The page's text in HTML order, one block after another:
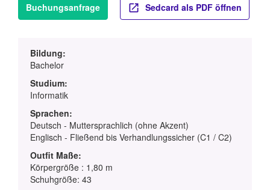
Buchungsanfrage Sedcard als PDF öffnen
Bildung:
Bachelor
Studium:
Informatik
Sprachen:
Deutsch - Muttersprachlich (ohne Akzent)
Englisch - Fließend bis Verhandlungssicher (C1 / C2)
Outfit Maße:
Körpergröße : 1,80 m
Schuhgröße: 43